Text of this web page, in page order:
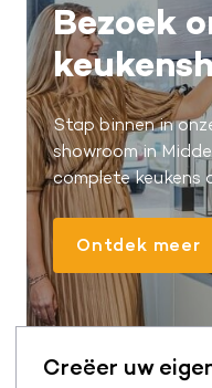
Bezoek
Stap binnen in
showroom in
complete keukens
Ontdek meer
Creëer uw